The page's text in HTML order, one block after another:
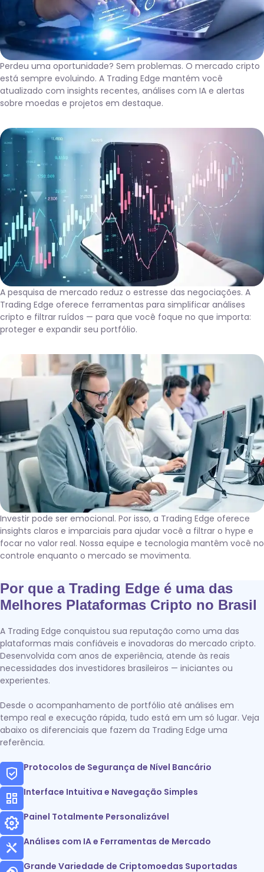
Perdeu uma oportunidade? Sem problemas. O mercado cripto
está sempre evoluindo. A Trading Edge mantém você
atualizado com insights recentes, análises com IA e alertas
sobre moedas e projetos em destaque.
A pesquisa de mercado reduz o estresse das negociações. A
Trading Edge oferece ferramentas para simplificar análises
cripto e filtrar ruídos — para que você foque no que importa:
proteger e expandir seu portfólio.
Investir pode ser emocional. Por isso, a Trading Edge oferece
insights claros e imparciais para ajudar você a filtrar o hype e
focar no valor real. Nossa equipe e tecnologia mantêm você no
controle enquanto o mercado se movimenta.
Por que a Trading Edge é uma das
Melhores Plataformas Cripto no Brasil
A Trading Edge conquistou sua reputação como uma das
plataformas mais confiáveis e inovadoras do mercado cripto.
Desenvolvida com anos de experiência, atende às reais
necessidades dos investidores brasileiros — iniciantes ou
experientes.
Desde o acompanhamento de portfólio até análises em
tempo real e execução rápida, tudo está em um só lugar. Veja
abaixo os diferenciais que fazem da Trading Edge uma
referência.
Protocolos de Segurança de Nível Bancário
Interface Intuitiva e Navegação Simples
Painel Totalmente Personalizável
Análises com IA e Ferramentas de Mercado
Grande Variedade de Criptomoedas Suportadas